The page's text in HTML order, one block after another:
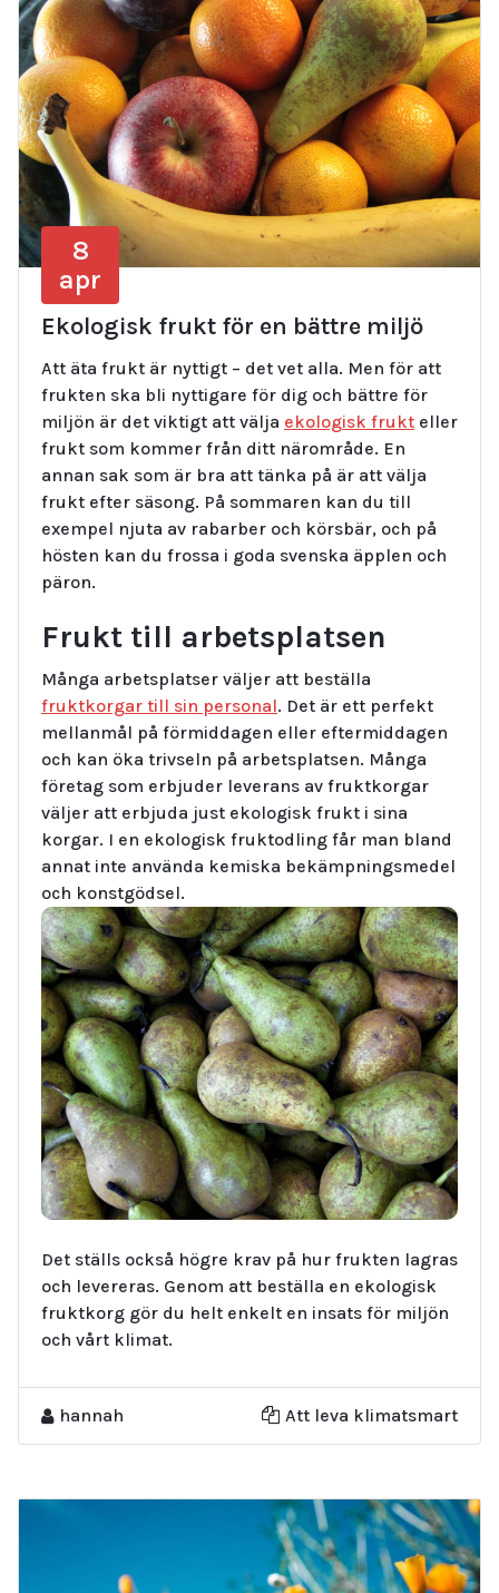
8
apr
Ekologisk frukt för en bättre miljö
Att äta frukt är nyttigt – det vet alla. Men för att
frukten ska bli nyttigare för dig och bättre för
miljön är det viktigt att välja ekologisk frukt eller
frukt som kommer från ditt närområde. En
annan sak som är bra att tänka på är att välja
frukt efter säsong. På sommaren kan du till
exempel njuta av rabarber och körsbär, och på
hösten kan du frossa i goda svenska äpplen och
päron.
Frukt till arbetsplatsen
Många arbetsplatser väljer att beställa
fruktkorgar till sin personal. Det är ett perfekt
mellanmål på förmiddagen eller eftermiddagen
och kan öka trivseln på arbetsplatsen. Många
företag som erbjuder leverans av fruktkorgar
väljer att erbjuda just ekologisk frukt i sina
korgar. I en ekologisk fruktodling får man bland
annat inte använda kemiska bekämpningsmedel
och konstgödsel.
Det ställs också högre krav på hur frukten lagras
och levereras. Genom att beställa en ekologisk
fruktkorg gör du helt enkelt en insats för miljön
och vårt klimat.
hannah Att leva klimatsmart